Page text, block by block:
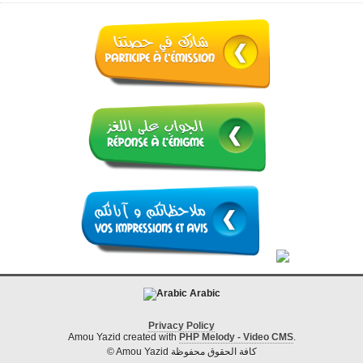
Arabic
Privacy Policy
Amou Yazid created with PHP Melody - Video CMS.
© Amou Yazid كافة الحقوق محفوظة